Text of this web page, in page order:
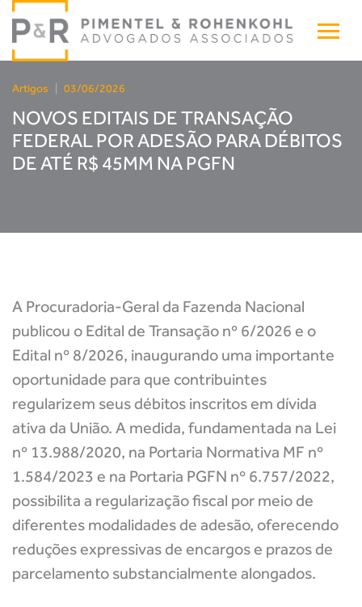
Artigos 03/06/2026
NOVOS EDITAIS DE TRANSAÇÃO
FEDERAL POR ADESÃO PARA DÉBITOS
DE ATÉ R$ 45MM NA PGFN
A Procuradoria-Geral da Fazenda Nacional
publicou o Edital de Transação nº 6/2026 e o
Edital nº 8/2026, inaugurando uma importante
oportunidade para que contribuintes
regularizem seus débitos inscritos em dívida
ativa da União. A medida, fundamentada na Lei
nº 13.988/2020, na Portaria Normativa MF nº
1.584/2023 e na Portaria PGFN nº 6.757/2022,
possibilita a regularização fiscal por meio de
diferentes modalidades de adesão, oferecendo
reduções expressivas de encargos e prazos de
parcelamento substancialmente alongados.